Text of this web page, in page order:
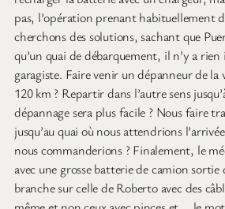
pas, l’opération prenant habituellement
cherchons des solutions, sachant que
qu’un quai de débarquement, il n’y a
garagiste. Faire venir un dépanneur de la
120 km ? Repartir dans l’autre sens
dépannage sera plus facile ? Nous faire
jusqu’au quai où nous attendrions
nous commanderions ? Finalement, le
avec une grosse batterie de camion sortie
branche sur celle de Roberto avec des